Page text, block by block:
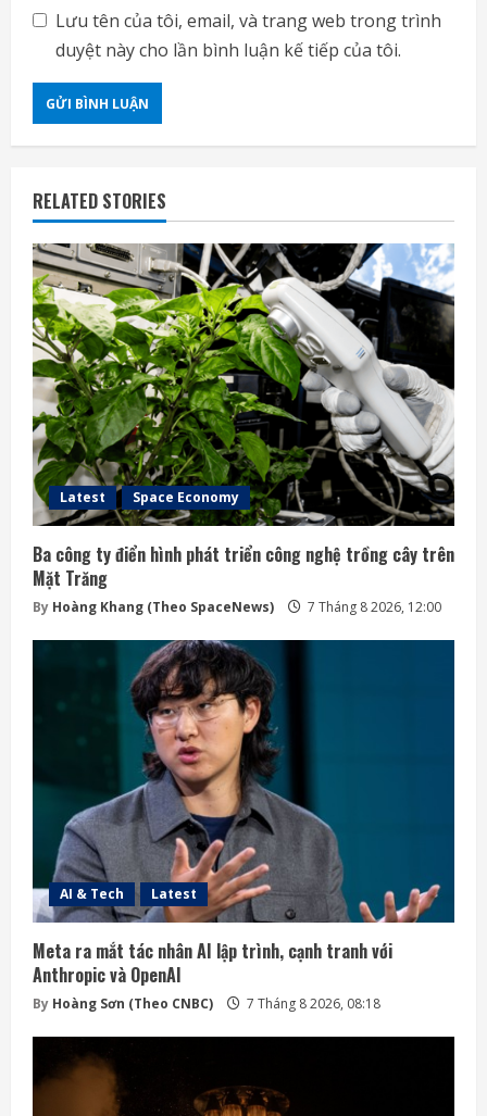
Lưu tên của tôi, email, và trang web trong trình
duyệt này cho lần bình luận kế tiếp của tôi.
RELATED STORIES
Latest Space Economy
Ba công ty điển hình phát triển công nghệ trồng cây trên
Mặt Trăng
By Hoàng Khang (Theo SpaceNews) 7 Tháng 8 2026, 12:00
AI & Tech Latest
Meta ra mắt tác nhân AI lập trình, cạnh tranh với
Anthropic và OpenAI
By Hoàng Sơn (Theo CNBC) 7 Tháng 8 2026, 08:18